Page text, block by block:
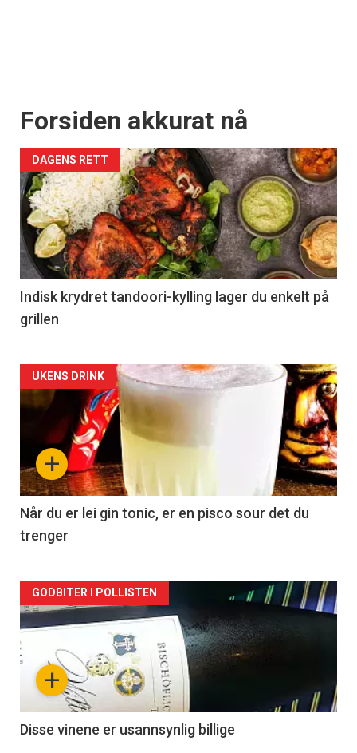
Forsiden akkurat nå
DAGENS RETT
Indisk krydret tandoori-kylling lager du enkelt på
grillen
Forsiden
akkurat
nå
-
2
+
UKENS DRINK
Når du er lei gin tonic, er en pisco sour det du
trenger
Forsiden
akkurat
nå
3
+
GODBITER I POLLISTEN
Disse vinene er usannsynlig billige